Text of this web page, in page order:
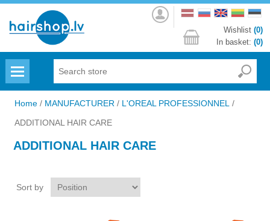
Log
in
Wishlist (0)
In basket: (0)
Home / MANUFACTURER / L'OREAL PROFESSIONNEL /
ADDITIONAL HAIR CARE
ADDITIONAL HAIR CARE
Sort by